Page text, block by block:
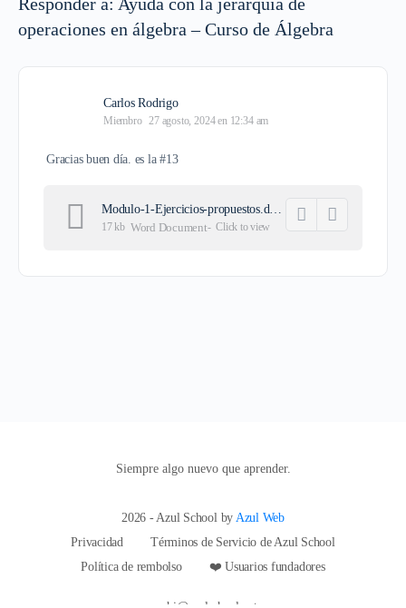
operaciones en álgebra – Curso de Álgebra
Carlos Rodrigo
Miembro 27 agosto, 2024 en 12:34 am
Gracias buen día. es la #13
Modulo-1-Ejercicios-propuestos.docx
17 kb Word Document- Click toview
Siempre algo nuevo que aprender.
2026 - Azul School by Azul Web
Privacidad
Términos de Servicio de Azul School
Política de rembolso
❤️ Usuarios fundadores